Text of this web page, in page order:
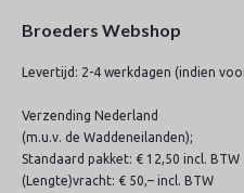
Broeders Webshop
Levertijd: 2-4 werkdagen (indien
Verzending Nederland
(m.u.v. de Waddeneilanden);
Standaard pakket: € 12,50 incl. BTW
(Lengte)vracht: € 50,– incl. BTW